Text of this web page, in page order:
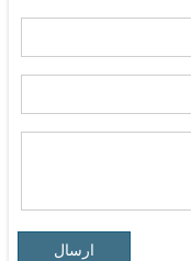
ارسال